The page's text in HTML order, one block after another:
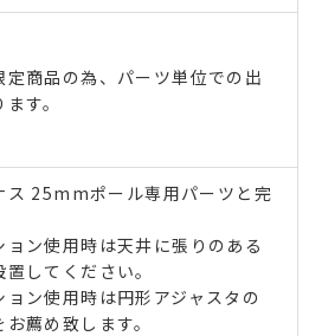
定商品の為、パーツ単位での出
す。
ス 25mmポール専用パーツと完
ョン使用時は天井に張りのある
してください。
ョン使用時は円形アジャスタの
薦め致します。